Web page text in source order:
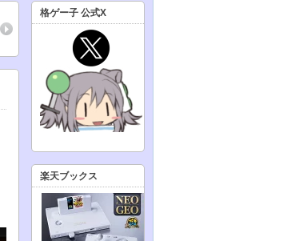
格ゲー子 公式X
楽天ブックス